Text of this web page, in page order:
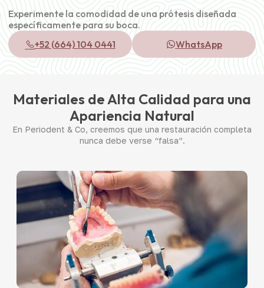
Experimente la comodidad de una prótesis diseñada
específicamente para su boca.
+52 (664) 104 0441
WhatsApp
Materiales de Alta Calidad para una
Apariencia Natural
En Periodent & Co, creemos que una restauración completa
nunca debe verse “falsa”.